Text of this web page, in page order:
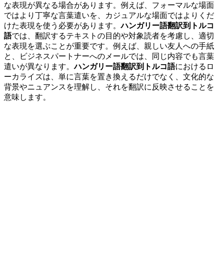
な表現が異なる場合があります。例えば、フォーマルな場面
ではより丁寧な言葉遣いを、カジュアルな場面ではよりくだ
けた表現を使う必要があります。ハンガリー語翻訳到トルコ
語では、翻訳するテキストの目的や対象読者を考慮し、適切
な表現を選ぶことが重要です。例えば、親しい友人への手紙
と、ビジネスパートナーへのメールでは、同じ内容でも言葉
遣いが異なります。ハンガリー語翻訳到トルコ語におけるロ
ーカライズは、単に言葉を置き換えるだけでなく、文化的な
背景やニュアンスを理解し、それを翻訳に反映させることを
意味します。